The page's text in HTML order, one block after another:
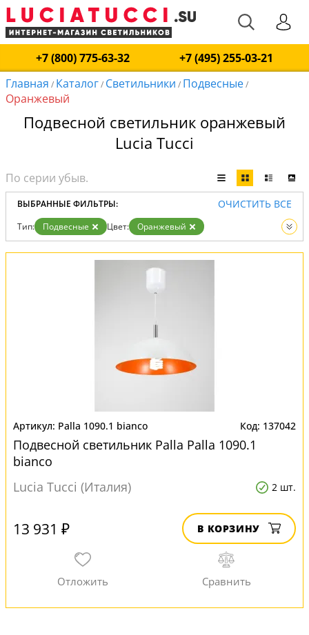
+7 (800) 775-63-32
+7 (495) 255-03-21
Главная / Каталог/ Светильники / Подвесные/
Оранжевый
Подвесной светильник оранжевый
Lucia Tucci
ВЫБРАННЫЕ ФИЛЬТРЫ: ОЧИСТИТЬ ВСЕ
Тип: Подвесные Цвет:
Оранжевый
Вид:
Светильники
Palla 1090.1 bianco 137042
Подвесной светильник Palla Palla 1090.1
bianco
Lucia Tucci (Италия)
2 шт.
13 931 ₽ В КОРЗИНУ